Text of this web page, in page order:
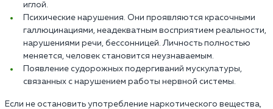
иглой.
Психические нарушения. Они проявляются красочными
галлюцинациями, неадекватным восприятием реальности,
нарушениями речи, бессонницей. Личность полностью
меняется, человек становится неузнаваемым.
Появление судорожных подергиваний мускулатуры,
связанных с нарушением работы нервной системы.
Если не остановить употребление наркотического вещества,